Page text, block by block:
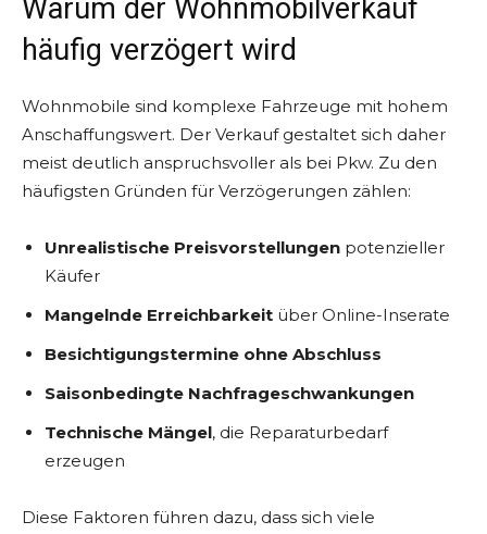
Warum der Wohnmobilverkauf
häufig verzögert wird
Wohnmobile sind komplexe Fahrzeuge mit hohem
Anschaffungswert. Der Verkauf gestaltet sich daher
meist deutlich anspruchsvoller als bei Pkw. Zu den
häufigsten Gründen für Verzögerungen zählen:
Unrealistische Preisvorstellungen potenzieller
Käufer
Mangelnde Erreichbarkeit über Online-Inserate
Besichtigungstermine ohne Abschluss
Saisonbedingte Nachfrageschwankungen
Technische Mängel, die Reparaturbedarf
erzeugen
Diese Faktoren führen dazu, dass sich viele